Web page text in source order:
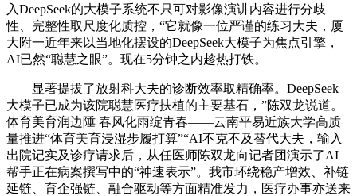
入DeepSeek的大模子系统不只可对影像演讲内容进行分歧
性、完整性取尺度化质控，“它就像一位严谨的练习大夫，厦
大附一近年来以当地化摆设的DeepSeek大模子为焦点引擎，
AI已然“聪慧之眼”。现在5分钟之内趁热打铁。
显著提拔了放射科大夫的诊断效率取精确率。DeepSeek
大模子已成为该院聪慧医疗扶植的主要基石，”陈双龙说道。
体育美育润边陲 春风化雨绽青春——云南平易近族大学高质
量推进“体育美育浸湿步履打算”“AI不克不及替代大夫，输入
出院记实及诊疗请求后，从任医师陈双龙向记者团演示了AI
帮手正在病案撰写中的“神速表示”。我市环绕稳产增效、补链
延链、育企强链、融合驱动等方面精准发力，医疗办事亦送来